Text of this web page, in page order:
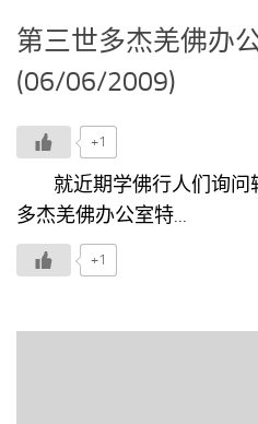
第三世多杰羌佛办
(06/06/2009)
+1
就近期学佛行人们询问
多杰羌佛办公室特...
+1